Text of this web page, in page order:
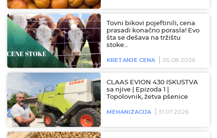
Tovni bikovi pojeftinili, cena
prasadi konačno porasla! Evo
šta se dešava na tržištu
stoke…
KRETANJE CENA 05.08.2026
CLAAS EVION 430 ISKUSTVA
sa njive | Epizoda 1 |
Topolovnik, žetva pšenice
MEHANIZACIJA 31.07.2026